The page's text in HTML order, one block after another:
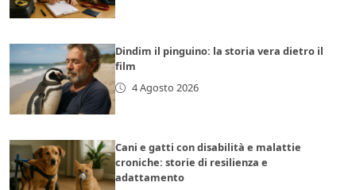
Dindim il pinguino: la storia vera dietro il
film
4 Agosto 2026
Cani e gatti con disabilità e malattie
croniche: storie di resilienza e
adattamento